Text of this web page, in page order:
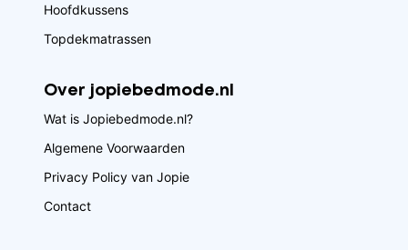
Hoofdkussens
Topdekmatrassen
Over jopiebedmode.nl
Wat is Jopiebedmode.nl?
Algemene Voorwaarden
Privacy Policy van Jopie
Contact